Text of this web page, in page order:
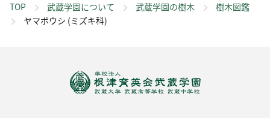
TOP 武蔵学園について 武蔵学園の樹木
樹木図鑑
ヤマボウシ (ミズキ科)